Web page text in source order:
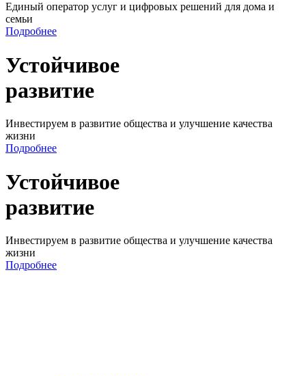
Единый оператор услуг и цифровых решений для дома и
семьи
Подробнее
Устойчивое
развитие
Инвестируем в развитие общества и улучшение качества
жизни
Подробнее
Устойчивое
развитие
Инвестируем в развитие общества и улучшение качества
жизни
Подробнее